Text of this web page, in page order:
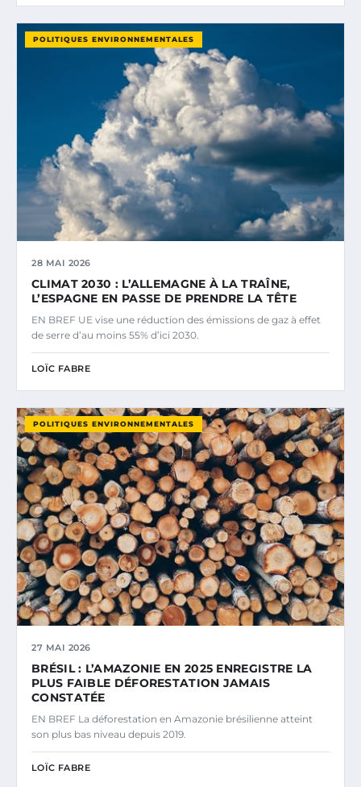
POLITIQUES ENVIRONNEMENTALES
28 MAI 2026
CLIMAT 2030 : L’ALLEMAGNE À LA TRAÎNE,
L’ESPAGNE EN PASSE DE PRENDRE LA TÊTE
EN BREF UE vise une réduction des émissions de gaz à effet
de serre d’au moins 55% d’ici 2030.
LOÏC FABRE
POLITIQUES ENVIRONNEMENTALES
27 MAI 2026
BRÉSIL : L’AMAZONIE EN 2025 ENREGISTRE LA
PLUS FAIBLE DÉFORESTATION JAMAIS
CONSTATÉE
EN BREF La déforestation en Amazonie brésilienne atteint
son plus bas niveau depuis 2019.
LOÏC FABRE